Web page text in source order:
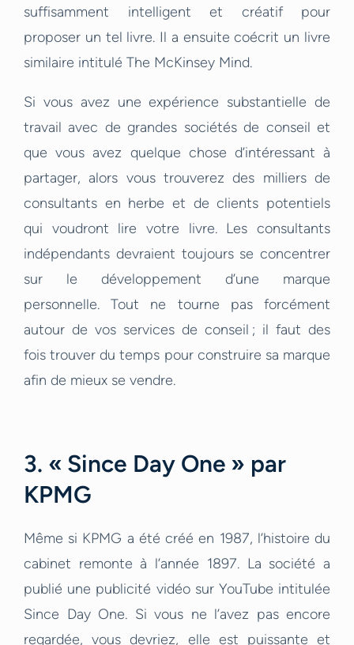
suffisamment intelligent et créatif pour
proposer un tel livre. Il a ensuite coécrit un livre
similaire intitulé The McKinsey Mind.
Si vous avez une expérience substantielle de
travail avec de grandes sociétés de conseil et
que vous avez quelque chose d’intéressant à
partager, alors vous trouverez des milliers de
consultants en herbe et de clients potentiels
qui voudront lire votre livre. Les consultants
indépendants devraient toujours se concentrer
sur le développement d’une marque
personnelle. Tout ne tourne pas forcément
autour de vos services de conseil ; il faut des
fois trouver du temps pour construire sa marque
afin de mieux se vendre.
3. « Since Day One » par
KPMG
Même si KPMG a été créé en 1987, l’histoire du
cabinet remonte à l’année 1897. La société a
publié une publicité vidéo sur YouTube intitulée
Since Day One. Si vous ne l’avez pas encore
regardée, vous devriez, elle est puissante et